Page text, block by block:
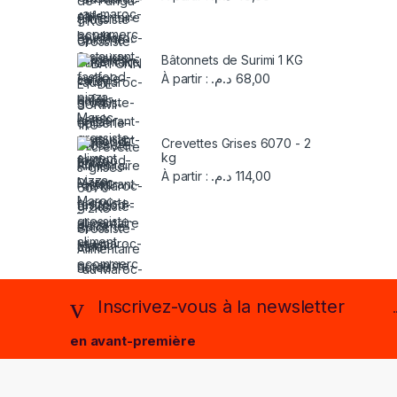
Bâtonnets de Surimi 1 KG
À partir :
68,00 د.م.
Crevettes Grises 6070 - 2
kg
À partir :
114,00 د.م.
Inscrivez-vous à la newsletter
en avant-première